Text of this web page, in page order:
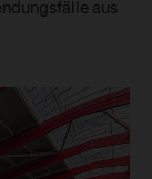
aus